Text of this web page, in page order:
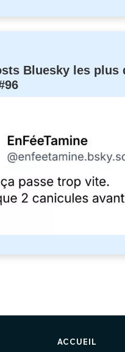
Bluesky les plus
ACCUEIL